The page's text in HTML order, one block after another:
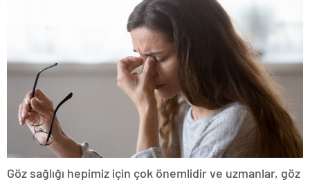
Göz sağlığı hepimiz için çok önemlidir ve uzmanlar, göz